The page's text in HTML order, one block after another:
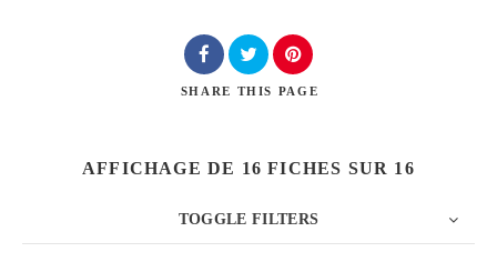
SHARE THIS PAGE
AFFICHAGE DE 16 FICHES SUR 16
TOGGLE FILTERS